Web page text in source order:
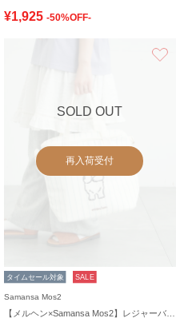
¥1,925 -50%OFF-
SOLD OUT
再入荷受付
タイムセール対象 SALE
Samansa Mos2